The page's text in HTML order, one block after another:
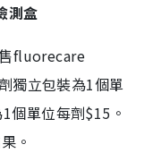
測盒
fluorecare
獨立包裝為1個單
個單位每劑$15。
。